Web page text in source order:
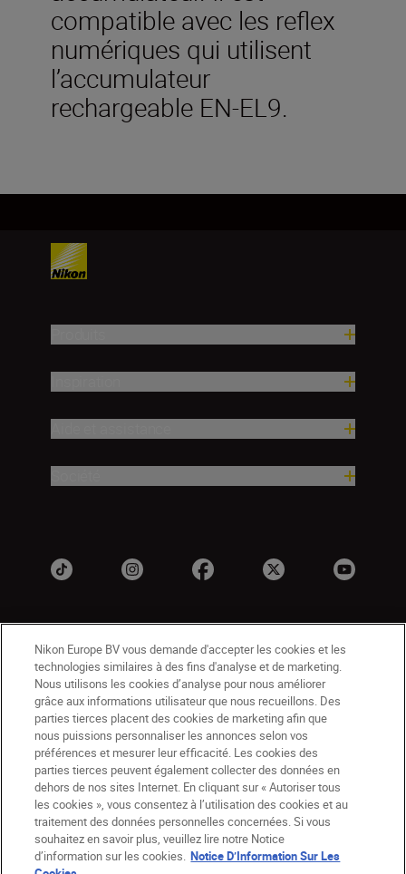
compatible avec les reflex
numériques qui utilisent
l’accumulateur
rechargeable EN-EL9.
BE(fr) Nikon Sites
Contactez-nous
Avis de confidentialité
Conditions d’utilisation
CVG de la boutique Nikon Store
Notice d’information sur les cookies
Accessibilité
Paramètres des cookies
© 2026 Nikon
Nikon Europe BV vous demande d'accepter les cookies et les
technologies similaires à des fins d'analyse et de marketing.
Nous utilisons les cookies d’analyse pour nous améliorer
grâce aux informations utilisateur que nous recueillons. Des
parties tierces placent des cookies de marketing afin que
nous puissions personnaliser les annonces selon vos
préférences et mesurer leur efficacité. Les cookies des
parties tierces peuvent également collecter des données en
dehors de nos sites Internet. En cliquant sur « Autoriser tous
les cookies », vous consentez à l’utilisation des cookies et au
traitement des données personnelles concernées. Si vous
souhaitez en savoir plus, veuillez lire notre Notice
d’information sur les cookies. Notice D’Information Sur Les